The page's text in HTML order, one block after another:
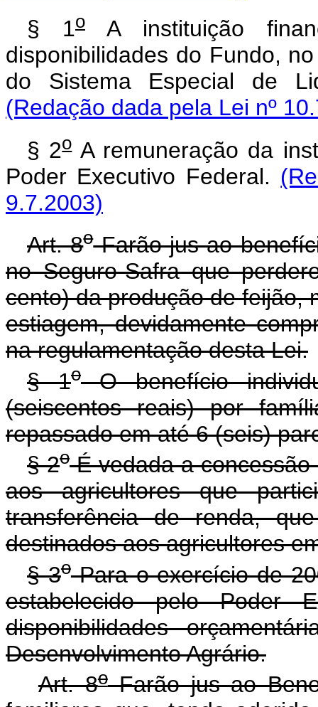
§ 1o A instituição
disponibilidades do Fundo,
do Sistema Especial de
(Redação dada pela Lei nº
§ 2oA remuneração da
Poder Executivo Federal.
9.7.2003)
Art. 8oFarão jus ao
no Seguro-Safra que
cento) da produção de feijão,
estiagem, devidamente
na regulamentação desta Lei.
§ 1oO benefício
(seiscentos reais) por
repassado em até 6 (seis)
§ 2oÉ vedada a
aos agricultores que
transferência de renda,
destinados aos agricultores
§ 3oPara o exercício de
estabelecido pelo Poder
disponibilidades
Desenvolvimento Agrário.
Art. 8oFarão jus ao